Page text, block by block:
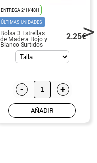
ENTREGA 24H/48H
ÚLTIMAS UNIDADES
Bolsa 3 Estrellas
de Madera Rojo y
Blanco Surtidos
2.25€
- +
AÑADIR